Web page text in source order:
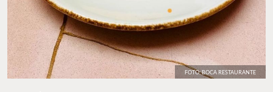
FOTO: BOCA RESTAURANTE